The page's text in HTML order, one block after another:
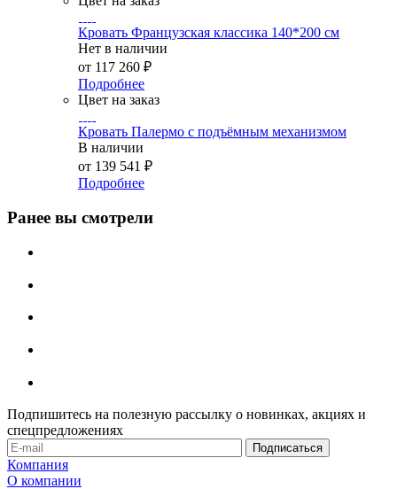
Кровать Французская классика 140*200 см
Нет в наличии
от 117 260 ₽
Подробнее
Цвет на заказ
Кровать Палермо с подъёмным механизмом
В наличии
от 139 541 ₽
Подробнее
Ранее вы смотрели
Подпишитесь на полезную рассылку о новинках, акциях и
спецпредложениях
Компания
О компании